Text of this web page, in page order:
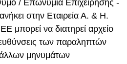
/ Επωνυμία Επιχείρησης -
στην Εταιρεία Α. & Η.
να διατηρεί αρχείο
των παραληπτών
μηνυμάτων